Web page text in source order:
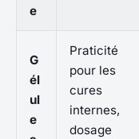
e
G
él
ul
e
Praticité
pour les
cures
internes,
dosage